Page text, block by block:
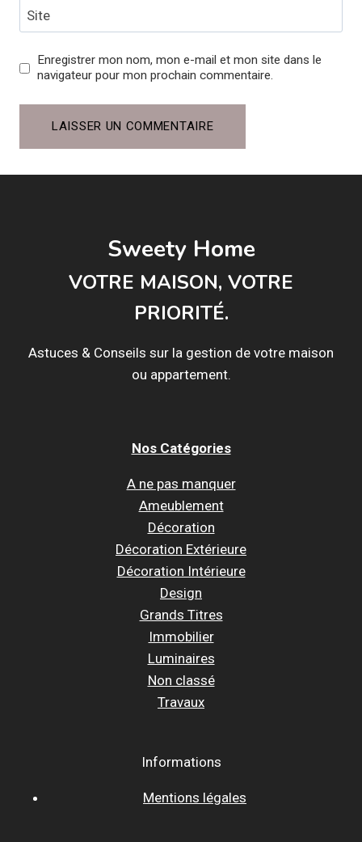
Site
Enregistrer mon nom, mon e-mail et mon site dans le
navigateur pour mon prochain commentaire.
Sweety Home
VOTRE MAISON, VOTRE
PRIORITÉ.
Astuces & Conseils sur la gestion de votre maison
ou appartement.
Nos Catégories
A ne pas manquer
Ameublement
Décoration
Décoration Extérieure
Décoration Intérieure
Design
Grands Titres
Immobilier
Luminaires
Non classé
Travaux
Informations
Mentions légales